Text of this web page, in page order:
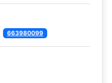
663980099